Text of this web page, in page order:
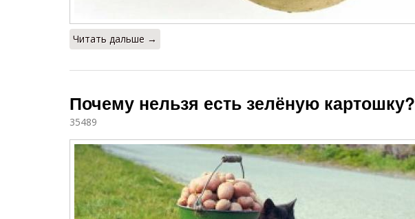
Читать дальше →
Почему нельзя есть зелёную картошку?
35489